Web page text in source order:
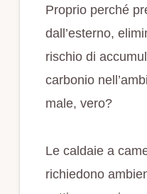
Proprio perché
dall’esterno,
rischio di
carbonio
male, vero?
Le caldaie a
richiedono